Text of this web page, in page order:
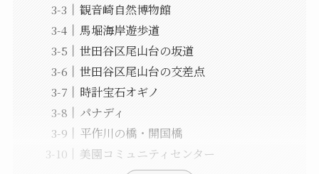
観音崎自然博物館
馬堀海岸遊歩道
世田谷区尾山台の坂道
世田谷区尾山台の交差点
時計宝石オギノ
パナディ
平作川の橋・開国橋
美園コミュニティセンター